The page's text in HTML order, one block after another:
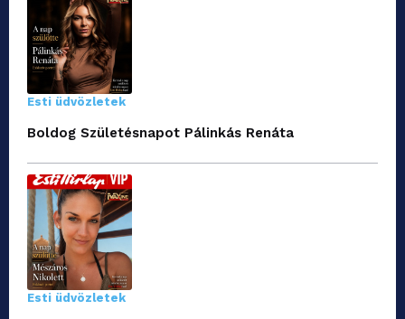
Esti üdvözletek
Boldog Születésnapot Pálinkás Renáta
Esti üdvözletek